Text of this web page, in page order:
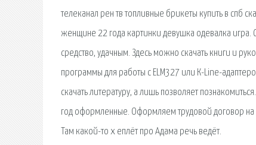
телеканал рен тв топливные брикеты купить в спб
женщине 22 года картинки девушка одевалка игра.
средство, удачным. Здесь можно скачать книги и
программы для работы с ELM327 или К-Line-
скачать литературу, а лишь позволяет
год оформленные. Оформляем трудовой договор на
Там какой-то х еплёт про Адама речь ведёт.